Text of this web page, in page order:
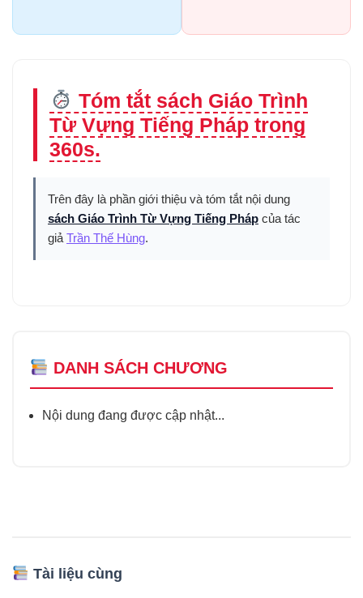
Tóm tắt sách Giáo Trình
Từ Vựng Tiếng Pháp trong
360s.
Trên đây là phần giới thiệu và tóm tắt nội dung
sách Giáo Trình Từ Vựng Tiếng Pháp của tác
giả Trần Thế Hùng.
DANH SÁCH CHƯƠNG
Nội dung đang được cập nhật...
Tài liệu cùng